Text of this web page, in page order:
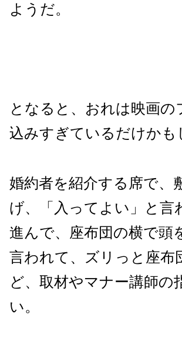
ようだ。
となると、おれは映画
込みすぎているだけかも
婚約者を紹介する席で、
げ、「入ってよい」と
進んで、座布団の横で頭
言われて、ズリっと座布
ど、取材やマナー講師
い。